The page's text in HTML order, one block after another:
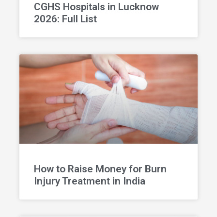
CGHS Hospitals in Lucknow
2026: Full List
How to Raise Money for Burn
Injury Treatment in India